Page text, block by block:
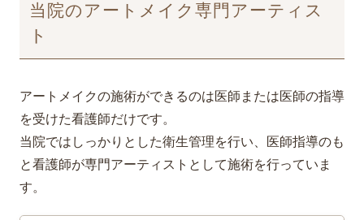
当院のアートメイク専門アーティス
ト
アートメイクの施術ができるのは医師または医師の指導
を受けた看護師だけです。
当院ではしっかりとした衛生管理を行い、医師指導のも
と看護師が専門アーティストとして施術を行っていま
す。